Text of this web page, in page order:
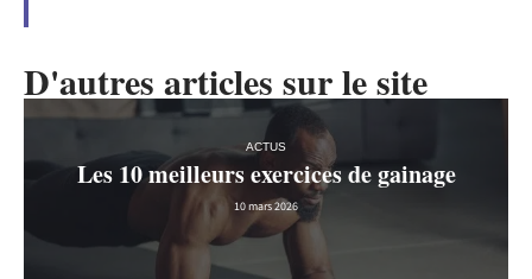
D'autres articles sur le site
ACTUS
Les 10 meilleurs exercices de gainage
10 mars 2026